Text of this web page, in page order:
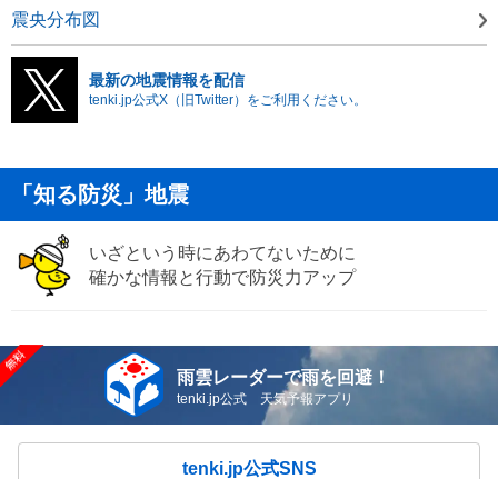
震央分布図
最新の地震情報を配信
tenki.jp公式X（旧Twitter）をご利用ください。
「知る防災」地震
いざという時にあわてないために
確かな情報と行動で防災力アップ
雨雲レーダーで雨を回避！
tenki.jp公式 天気予報アプリ
tenki.jp公式SNS